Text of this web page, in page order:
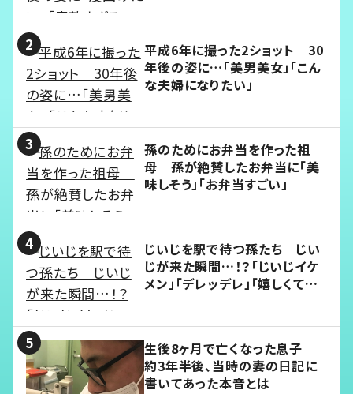
平成6年に撮った2ショット 30
年後の姿に…「美男美女」「こん
な夫婦になりたい」
孫のためにお弁当を作った祖
母 孫が絶賛したお弁当に「美
味しそう」「お弁当すごい」
じいじを駅で待つ孫たち じい
じが来た瞬間…！？「じいじイケ
メン」「デレッデレ」「嬉しくて可
生後8ヶ月で亡くなった息子
約3年半後、当時の妻の日記に
書いてあった本音とは